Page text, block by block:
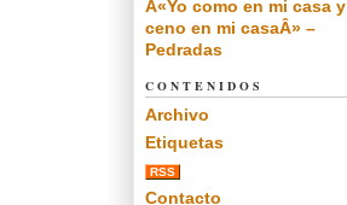
Â«Yo como en mi casa y
ceno en mi casaÂ» –
Pedradas
CONTENIDOS
Archivo
Etiquetas
RSS
Contacto